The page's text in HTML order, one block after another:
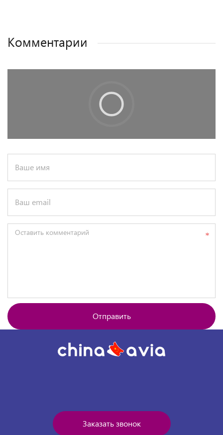
Комментарии
Ваше имя
Ваш email
Оставить комментарий
Отправить
Заказать звонок